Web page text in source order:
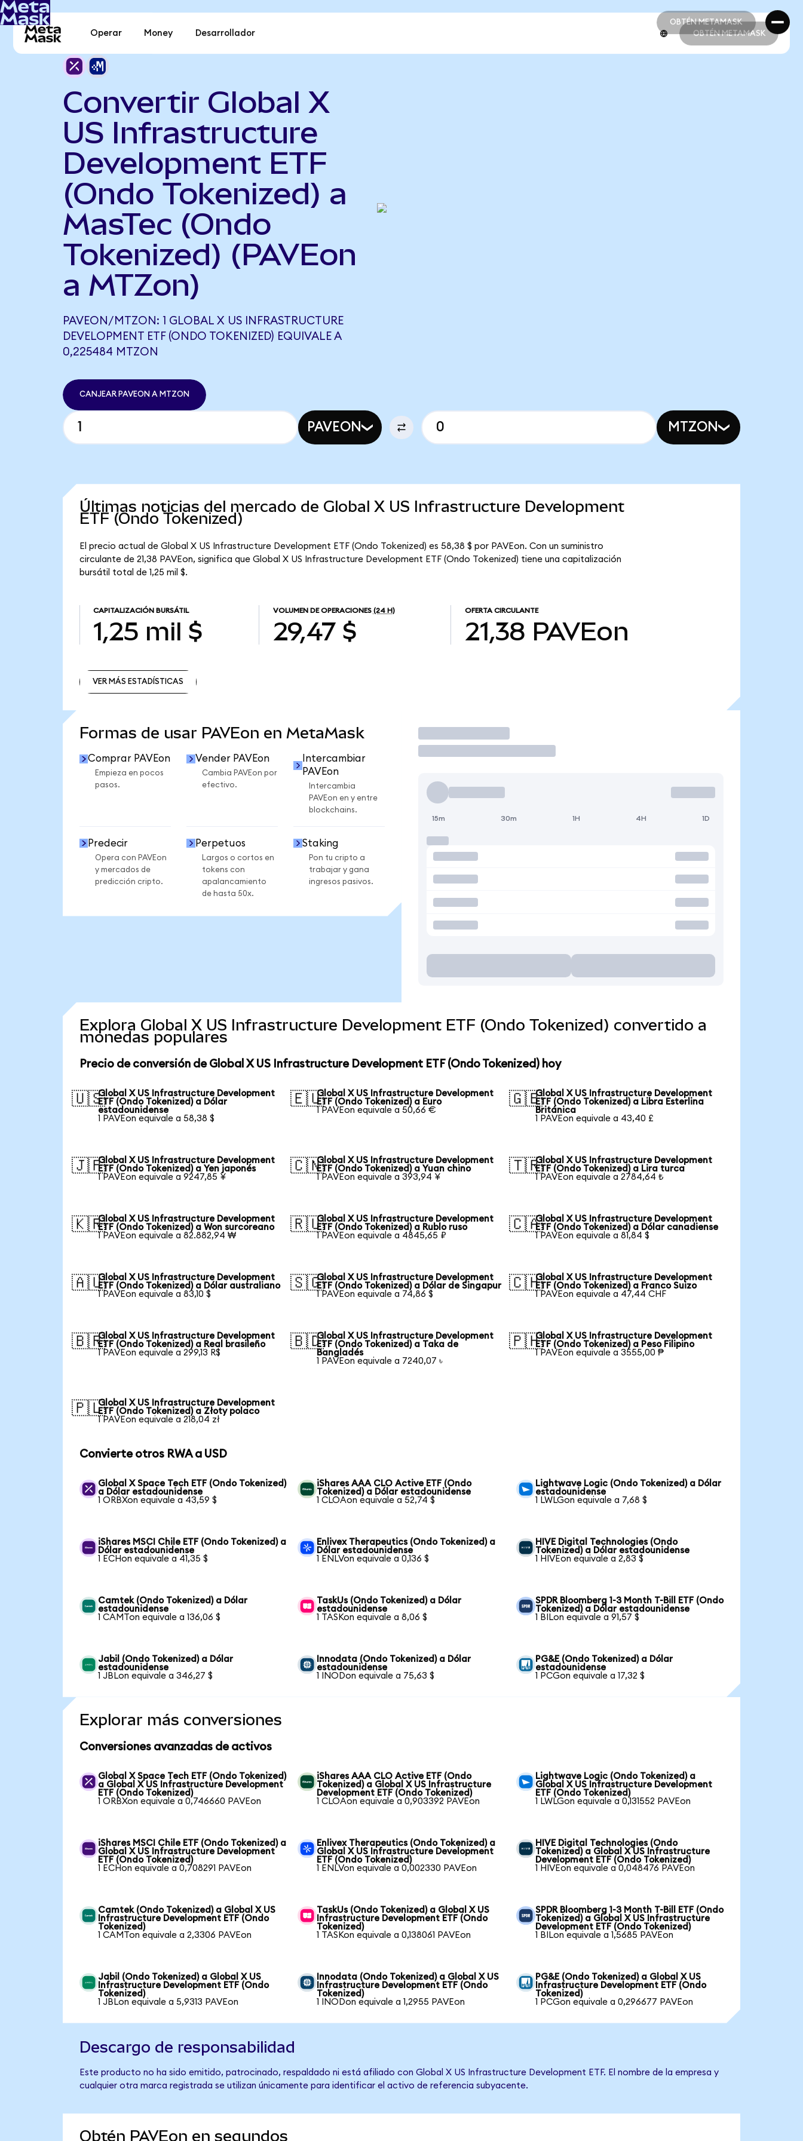
OBTÉN METAMASK
OBTÉN METAMASK
Operar Money Desarrollador OBTÉN METAMASK
Convertir Global X
US Infrastructure
Development ETF
(Ondo Tokenized) a
MasTec (Ondo
Tokenized) (PAVEon
a MTZon)
PAVEON/MTZON: 1 GLOBAL X US INFRASTRUCTURE
DEVELOPMENT ETF (ONDO TOKENIZED) EQUIVALE A
0,225484 MTZON
CANJEAR PAVEON A MTZON
PAVEON MTZON
Últimas noticias del mercado de Global X US Infrastructure Development
ETF (Ondo Tokenized)
El precio actual de Global X US Infrastructure Development ETF (Ondo Tokenized) es 58,38 $ por PAVEon. Con un suministro
circulante de 21,38 PAVEon, significa que Global X US Infrastructure Development ETF (Ondo Tokenized) tiene una capitalización
bursátil total de 1,25 mil $.
CAPITALIZACIÓN BURSÁTIL
1,25 mil $
VOLUMEN DE OPERACIONES (24 H)
29,47 $
OFERTA CIRCULANTE
21,38 PAVEon
VER MÁS ESTADÍSTICAS
Formas de usar PAVEon en MetaMask
Comprar PAVEon
Empieza en pocos
pasos.
Vender PAVEon
Cambia PAVEon por
efectivo.
Intercambiar
PAVEon
Intercambia
PAVEon en y entre
blockchains.
Predecir
Opera con PAVEon
y mercados de
predicción cripto.
Perpetuos
Largos o cortos en
tokens con
apalancamiento
de hasta 50x.
Staking
Pon tu cripto a
trabajar y gana
ingresos pasivos.
Operar
15m 30m 1H 4H 1D
Explora Global X US Infrastructure Development ETF (Ondo Tokenized) convertido a
monedas populares
Precio de conversión de Global X US Infrastructure Development ETF (Ondo Tokenized) hoy
🇺🇸Global X US Infrastructure Development
ETF (Ondo Tokenized) a Dólar
estadounidense
1 PAVEon equivale a 58,38 $
🇪🇺Global X US Infrastructure Development
ETF (Ondo Tokenized) a Euro
1 PAVEon equivale a 50,66 €
🇬🇧Global X US Infrastructure Development
ETF (Ondo Tokenized) a Libra Esterlina
Británica
1 PAVEon equivale a 43,40 £
🇯🇵Global X US Infrastructure Development
ETF (Ondo Tokenized) a Yen japonés
1 PAVEon equivale a 9247,85 ¥
🇨🇳Global X US Infrastructure Development
ETF (Ondo Tokenized) a Yuan chino
1 PAVEon equivale a 393,94 ¥
🇹🇷Global X US Infrastructure Development
ETF (Ondo Tokenized) a Lira turca
1 PAVEon equivale a 2784,64 ₺
🇰🇷Global X US Infrastructure Development
ETF (Ondo Tokenized) a Won surcoreano
1 PAVEon equivale a 82.882,94 ₩
🇷🇺Global X US Infrastructure Development
ETF (Ondo Tokenized) a Rublo ruso
1 PAVEon equivale a 4845,65 ₽
🇨🇦Global X US Infrastructure Development
ETF (Ondo Tokenized) a Dólar canadiense
1 PAVEon equivale a 81,84 $
🇦🇺Global X US Infrastructure Development
ETF (Ondo Tokenized) a Dólar australiano
1 PAVEon equivale a 83,10 $
🇸🇬Global X US Infrastructure Development
ETF (Ondo Tokenized) a Dólar de Singapur
1 PAVEon equivale a 74,86 $
🇨🇭Global X US Infrastructure Development
ETF (Ondo Tokenized) a Franco Suizo
1 PAVEon equivale a 47,44 CHF
🇧🇷Global X US Infrastructure Development
ETF (Ondo Tokenized) a Real brasileño
1 PAVEon equivale a 299,13 R$
🇧🇩Global X US Infrastructure Development
ETF (Ondo Tokenized) a Taka de
Bangladés
1 PAVEon equivale a 7240,07 ৳
🇵🇭Global X US Infrastructure Development
ETF (Ondo Tokenized) a Peso Filipino
1 PAVEon equivale a 3555,00 ₱
🇵🇱Global X US Infrastructure Development
ETF (Ondo Tokenized) a Złoty polaco
1 PAVEon equivale a 218,04 zł
Convierte otros RWA a USD
Global X Space Tech ETF (Ondo Tokenized)
a Dólar estadounidense
1 ORBXon equivale a 43,59 $
iShares AAA CLO Active ETF (Ondo
Tokenized) a Dólar estadounidense
1 CLOAon equivale a 52,74 $
Lightwave Logic (Ondo Tokenized) a Dólar
estadounidense
1 LWLGon equivale a 7,68 $
iShares MSCI Chile ETF (Ondo Tokenized) a
Dólar estadounidense
1 ECHon equivale a 41,35 $
Enlivex Therapeutics (Ondo Tokenized) a
Dólar estadounidense
1 ENLVon equivale a 0,136 $
HIVE Digital Technologies (Ondo
Tokenized) a Dólar estadounidense
1 HIVEon equivale a 2,83 $
Camtek (Ondo Tokenized) a Dólar
estadounidense
1 CAMTon equivale a 136,06 $
TaskUs (Ondo Tokenized) a Dólar
estadounidense
1 TASKon equivale a 8,06 $
SPDR Bloomberg 1-3 Month T-Bill ETF (Ondo
Tokenized) a Dólar estadounidense
1 BILon equivale a 91,57 $
Jabil (Ondo Tokenized) a Dólar
estadounidense
1 JBLon equivale a 346,27 $
Innodata (Ondo Tokenized) a Dólar
estadounidense
1 INODon equivale a 75,63 $
PG&E (Ondo Tokenized) a Dólar
estadounidense
1 PCGon equivale a 17,32 $
Explorar más conversiones
Conversiones avanzadas de activos
Global X Space Tech ETF (Ondo Tokenized)
a Global X US Infrastructure Development
ETF (Ondo Tokenized)
1 ORBXon equivale a 0,746660 PAVEon
iShares AAA CLO Active ETF (Ondo
Tokenized) a Global X US Infrastructure
Development ETF (Ondo Tokenized)
1 CLOAon equivale a 0,903392 PAVEon
Lightwave Logic (Ondo Tokenized) a
Global X US Infrastructure Development
ETF (Ondo Tokenized)
1 LWLGon equivale a 0,131552 PAVEon
iShares MSCI Chile ETF (Ondo Tokenized) a
Global X US Infrastructure Development
ETF (Ondo Tokenized)
1 ECHon equivale a 0,708291 PAVEon
Enlivex Therapeutics (Ondo Tokenized) a
Global X US Infrastructure Development
ETF (Ondo Tokenized)
1 ENLVon equivale a 0,002330 PAVEon
HIVE Digital Technologies (Ondo
Tokenized) a Global X US Infrastructure
Development ETF (Ondo Tokenized)
1 HIVEon equivale a 0,048476 PAVEon
Camtek (Ondo Tokenized) a Global X US
Infrastructure Development ETF (Ondo
Tokenized)
1 CAMTon equivale a 2,3306 PAVEon
TaskUs (Ondo Tokenized) a Global X US
Infrastructure Development ETF (Ondo
Tokenized)
1 TASKon equivale a 0,138061 PAVEon
SPDR Bloomberg 1-3 Month T-Bill ETF (Ondo
Tokenized) a Global X US Infrastructure
Development ETF (Ondo Tokenized)
1 BILon equivale a 1,5685 PAVEon
Jabil (Ondo Tokenized) a Global X US
Infrastructure Development ETF (Ondo
Tokenized)
1 JBLon equivale a 5,9313 PAVEon
Innodata (Ondo Tokenized) a Global X US
Infrastructure Development ETF (Ondo
Tokenized)
1 INODon equivale a 1,2955 PAVEon
PG&E (Ondo Tokenized) a Global X US
Infrastructure Development ETF (Ondo
Tokenized)
1 PCGon equivale a 0,296677 PAVEon
Descargo de responsabilidad
Este producto no ha sido emitido, patrocinado, respaldado ni está afiliado con Global X US Infrastructure Development ETF. El nombre de la empresa y
cualquier otra marca registrada se utilizan únicamente para identificar el activo de referencia subyacente.
Obtén PAVEon en segundos